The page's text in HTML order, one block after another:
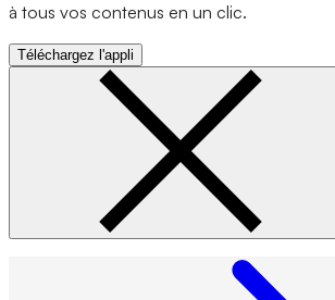
à tous vos contenus en un clic.
Téléchargez l'appli